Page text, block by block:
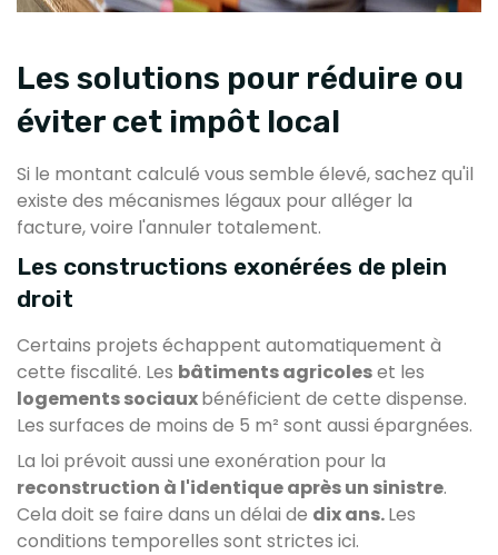
Les solutions pour réduire ou
éviter cet impôt local
Si le montant calculé vous semble élevé, sachez qu'il
existe des mécanismes légaux pour alléger la
facture, voire l'annuler totalement.
Les constructions exonérées de plein
droit
Certains projets échappent automatiquement à
cette fiscalité. Les bâtiments agricoleset les
logements sociauxbénéficient de cette dispense.
Les surfaces de moins de 5 m² sont aussi épargnées.
La loi prévoit aussi une exonération pour la
reconstruction à l'identique après un sinistre.
Cela doit se faire dans un délai de dix ans.Les
conditions temporelles sont strictes ici.